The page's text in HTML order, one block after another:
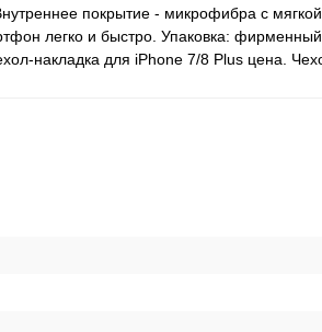
покрытие - микрофибра с
легко и быстро. Упаковка:
накладка для iPhone 7/8 Plus цена.